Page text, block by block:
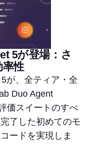
5が登場：さ
率性
が、全ティア・全
Duo Agent
価スイートのすべ
了した初めてのモ
ードを実現しま